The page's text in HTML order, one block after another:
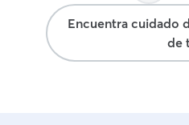
Encuentra cuidado
de